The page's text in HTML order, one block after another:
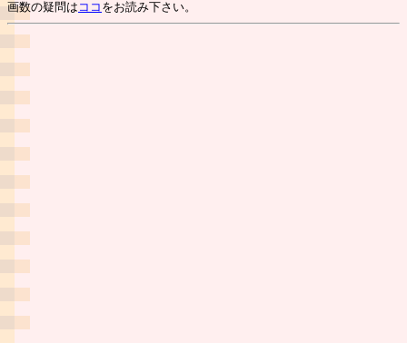
画数の疑問は ココ をお読み下さい。